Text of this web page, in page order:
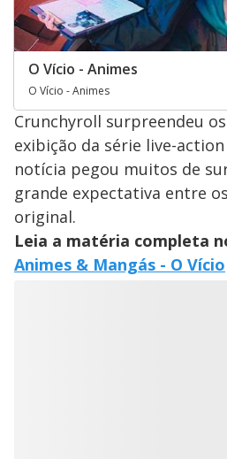
O Vício - Animes
O Vício - Animes
Crunchyroll surpreendeu
exibição da série live-
notícia pegou muitos de
grande expectativa entre
original.
Leia a matéria completa
Animes & Mangás - O Vício